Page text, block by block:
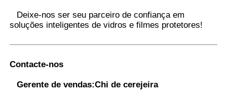
Deixe-nos ser seu parceiro de confiança em
soluções inteligentes de vidros e filmes protetores!
Contacte-nos
Gerente de vendas:Chi de cerejeira